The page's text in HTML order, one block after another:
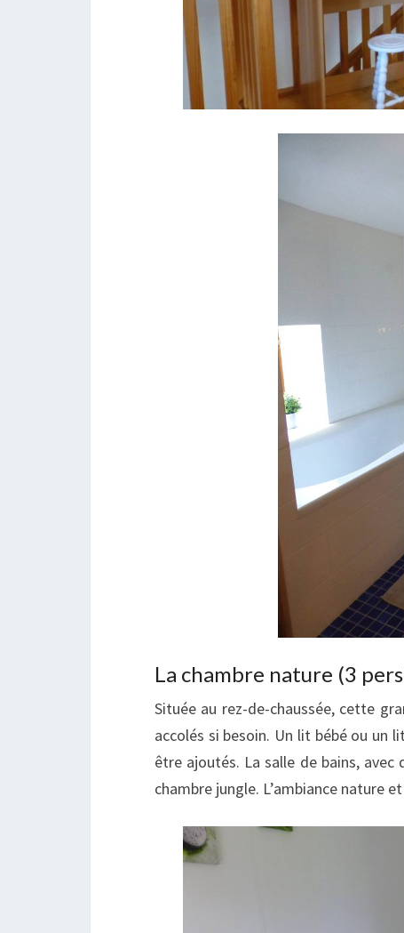
La chambre nature (3
Située au rez-de-chaussée, cette
accolés si besoin. Un lit bébé ou un
être ajoutés. La salle de bains,
chambre jungle. L’ambiance nature